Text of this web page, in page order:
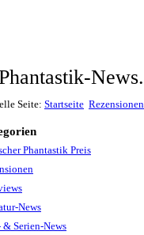
Seite: Startseite Rezensionen
Phantastik Preis
News
Serien-News